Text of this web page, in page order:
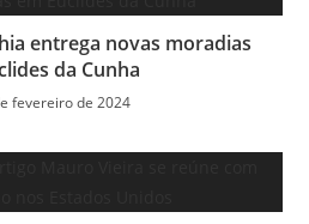
entrega novas moradias
da Cunha
fevereiro de 2024